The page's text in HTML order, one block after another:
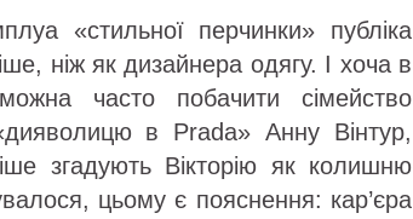
«стильної перчинки» публіка
ніж як дизайнера одягу. І хоча в
часто побачити сімейство
в Prada» Анну Вінтур,
згадують Вікторію як колишню
цьому є пояснення: кар’єра